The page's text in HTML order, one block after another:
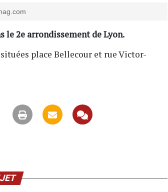
le 2e arrondissement de Lyon.
place Bellecour et rue Victor-